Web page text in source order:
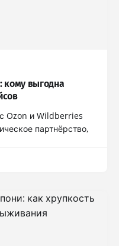
кому выгодна
Ozon и Wildberries
партнёрство,